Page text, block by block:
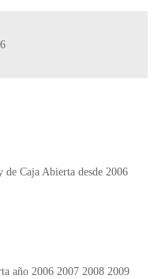
Caja Abierta desde 2006
año 2006 2007 2008 2009